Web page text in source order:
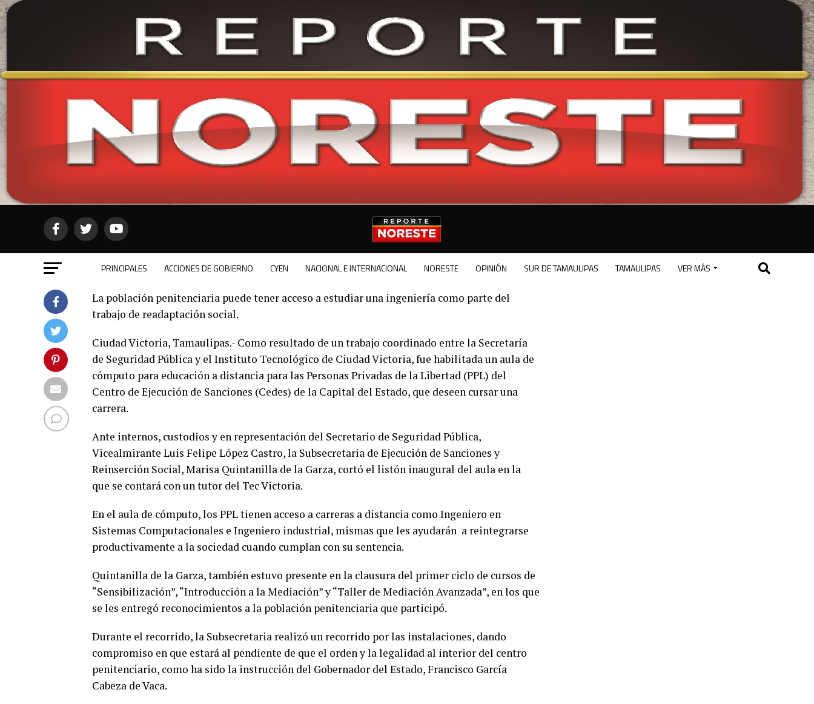
PRINCIPALES ACCIONES DE GOBIERNO CYEN NACIONAL E INTERNACIONAL NORESTE OPINIÓN SUR DE TAMAULIPAS TAMAULIPAS VER MÁS
La población penitenciaria puede tener acceso a estudiar una ingeniería como parte del
trabajo de readaptación social.
Ciudad Victoria, Tamaulipas.- Como resultado de un trabajo coordinado entre la Secretaría
de Seguridad Pública y el Instituto Tecnológico de Ciudad Victoria, fue habilitada un aula de
cómputo para educación a distancia para las Personas Privadas de la Libertad (PPL) del
Centro de Ejecución de Sanciones (Cedes) de la Capital del Estado, que deseen cursar una
carrera.
Ante internos, custodios y en representación del Secretario de Seguridad Pública,
Vicealmirante Luis Felipe López Castro, la Subsecretaria de Ejecución de Sanciones y
Reinserción Social, Marisa Quintanilla de la Garza, cortó el listón inaugural del aula en la
que se contará con un tutor del Tec Victoria.
En el aula de cómputo, los PPL tienen acceso a carreras a distancia como Ingeniero en
Sistemas Computacionales e Ingeniero industrial, mismas que les ayudarán a reintegrarse
productivamente a la sociedad cuando cumplan con su sentencia.
Quintanilla de la Garza, también estuvo presente en la clausura del primer ciclo de cursos de
“Sensibilización”, “Introducción a la Mediación” y “Taller de Mediación Avanzada”, en los que
se les entregó reconocimientos a la población penitenciaria que participó.
Durante el recorrido, la Subsecretaria realizó un recorrido por las instalaciones, dando
compromiso en que estará al pendiente de que el orden y la legalidad al interior del centro
penitenciario, como ha sido la instrucción del Gobernador del Estado, Francisco García
Cabeza de Vaca.